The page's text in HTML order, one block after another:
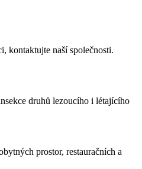
kontaktujte naší společnosti.
druhů lezoucího i létajícího
prostor, restauračních a